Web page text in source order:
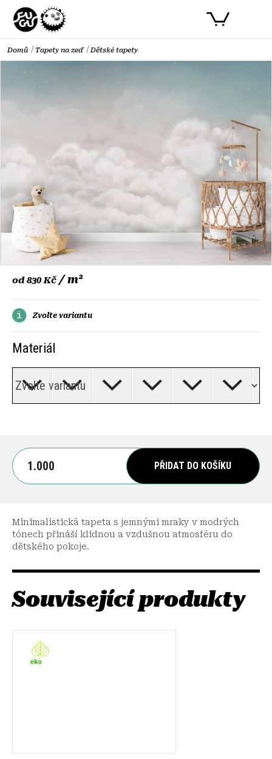
obsah
NÁKUPNÍ
Domů Tapety na zeď Dětské tapety
od830 Kč / m²
Zvolte variantu
Materiál
PŘIDAT DO KOŠÍKU
Minimalistická tapeta s jemnými mraky v modrých
tónech přináší klidnou a vzdušnou atmosféru do
dětského pokoje.
Související produkty
PŘIHLÁSIT SE